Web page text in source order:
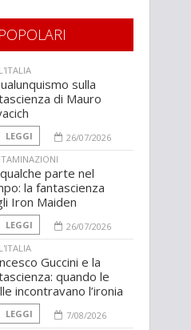
sulla
di Mauro
LEGGI
26/07/2026
parte nel
la fantascienza
Iron Maiden
LEGGI
26/07/2026
Guccini e la
quando le
incontravano l’ironia
LEGGI
7/08/2026